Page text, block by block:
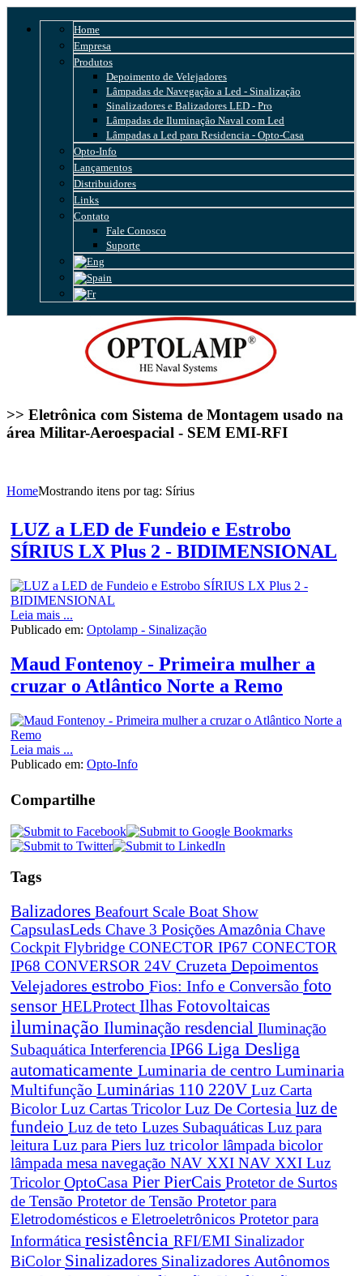
Home
Empresa
Produtos
Depoimento de Velejadores
Lâmpadas de Navegação a Led - Sinalização
Sinalizadores e Balizadores LED - Pro
Lâmpadas de Iluminação Naval com Led
Lâmpadas a Led para Residencia - Opto-Casa
Opto-Info
Lançamentos
Distribuidores
Links
Contato
Fale Conosco
Suporte
>> Eletrônica com Sistema de Montagem usado na
área Militar-Aeroespacial - SEM EMI-RFI
HomeMostrando itens por tag: Sírius
LUZ a LED de Fundeio e Estrobo
SÍRIUS LX Plus 2 - BIDIMENSIONAL
Leia mais ...
Publicado em: Optolamp - Sinalização
Maud Fontenoy - Primeira mulher a
cruzar o Atlântico Norte a Remo
Leia mais ...
Publicado em: Opto-Info
Compartilhe
Tags
Balizadores Beafourt Scale Boat Show
CapsulasLeds Chave 3 Posições Amazônia Chave
Cockpit Flybridge CONECTOR IP67 CONECTOR
IP68 CONVERSOR 24V Cruzeta Depoimentos
Velejadores estrobo Fios: Info e Conversão foto
sensor HELProtect Ilhas Fotovoltaicas
iluminação Iluminação resdencial Iluminação
Subaquática Interferencia IP66 Liga Desliga
automaticamente Luminaria de centro Luminaria
Multifunção Luminárias 110 220V Luz Carta
BicolorLuz Cartas TricolorLuz De Cortesia luz de
fundeio Luz de teto Luzes Subaquáticas Luz para
leitura Luz para Piers luz tricolor lâmpada bicolor
lâmpada mesa navegação NAV XXI NAV XXI Luz
TricolorOptoCasa Pier PierCais Protetor de Surtos
de Tensão Protetor de Tensão Protetor para
Eletrodomésticos e Eletroeletrônicos Protetor para
Informática resistência RFI/EMI Sinalizador
BiColor Sinalizadores Sinalizadores Autônomos